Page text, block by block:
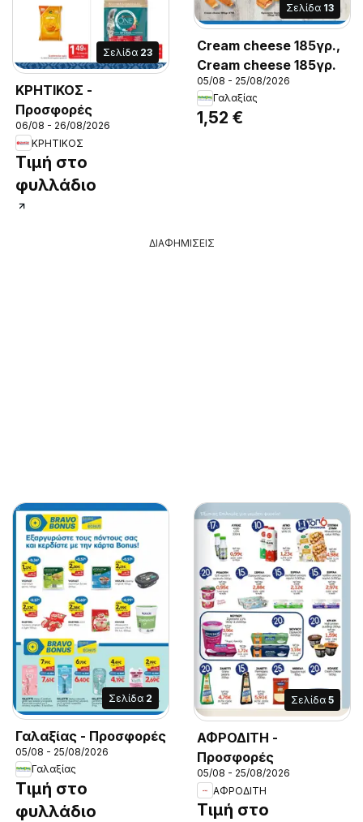
Σελίδα 23
ΚΡΗΤΙΚΟΣ -
Προσφορές
06/08 - 26/08/2026
ΚΡΗΤΙΚΟΣ
Τιμή στο
φυλλάδιο
Σελίδα 13
Cream cheese 185γρ.,
Cream cheese 185γρ.
05/08 - 25/08/2026
Γαλαξίας
1,52 €
ΔΙΑΦΗΜΙΣΕΙΣ
Σελίδα 2
Γαλαξίας - Προσφορές
05/08 - 25/08/2026
Γαλαξίας
Τιμή στο
φυλλάδιο
Σελίδα 5
ΑΦΡΟΔΙΤΗ -
Προσφορές
05/08 - 25/08/2026
ΑΦΡΟΔΙΤΗ
Τιμή στο